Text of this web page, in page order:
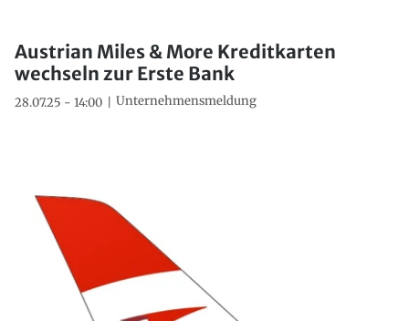
Austrian Miles & More Kreditkarten
wechseln zur Erste Bank
28.07.25 - 14:00 Unternehmensmeldung